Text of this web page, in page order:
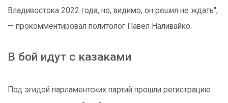
Владивостока 2022 года, но, видимо, он решил не ждать",
— прокомментировал политолог Павел Наливайко.
В бой идут с казаками
Под эгидой парламентских партий прошли регистрацию